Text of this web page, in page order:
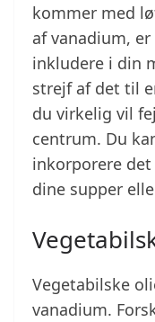
kommer med
af vanadium,
inkludere i din
strejf af det til
du virkelig vil
centrum. Du
inkorporere
dine supper
Vegetabilske
vanadium.